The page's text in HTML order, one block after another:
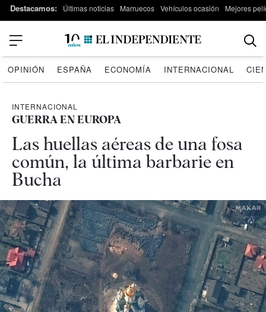
Destacamos: Últimas noticias Marruecos Vehículos ocasión Mejores
OPINIÓN ESPAÑA ECONOMÍA INTERNACIONAL
INTERNACIONAL
GUERRA EN EUROPA
Las huellas aéreas de una fosa
común, la última barbarie en
Bucha